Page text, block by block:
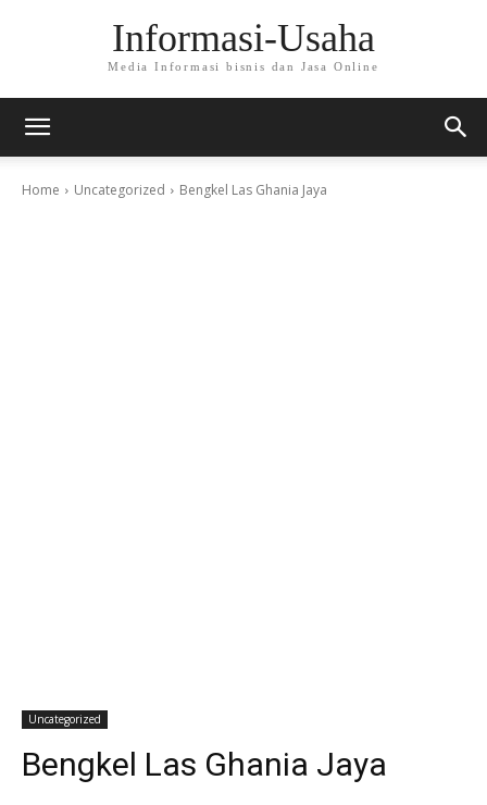
Informasi-Usaha
Media Informasi bisnis dan Jasa Online
Home Uncategorized Bengkel Las Ghania Jaya
Uncategorized
Bengkel Las Ghania Jaya